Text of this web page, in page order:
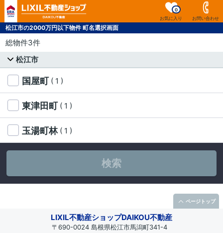
お気に入り
0
お問い合わせ
松江市の2000万円以下物件 町名選択画面
総物件3件
松江市
国屋町 ( 1 )
東津田町 ( 1 )
玉湯町林 ( 1 )
検索
LIXIL不動産ショップDAIKOU不動産
〒690-0024 島根県松江市馬潟町341-4
ページトップ